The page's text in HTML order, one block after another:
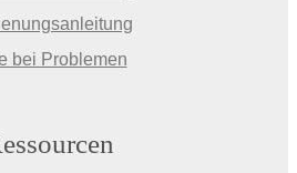
bei Problemen